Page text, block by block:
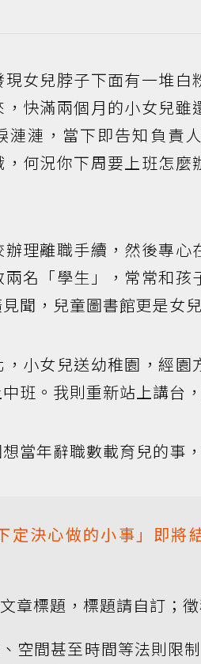
女兒脖子下面有一堆白
快滿兩個月的小女兒雖
漣漣，當下即告知負責
，何況你下周要上班怎
理離職手續，然後專
名「學生」，常常和
聞，兒童圖書館更是女
小女兒送幼稚園，經園
班。我則重新站上講台
當年辭職數載育兒的事
定決心做的小事」即將
章標題，標題請自訂；
空間甚至時間等法則限